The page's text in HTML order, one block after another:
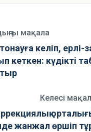
мақала
келіп,
кеткен: күдікті
Келесі
жанжал өршіп